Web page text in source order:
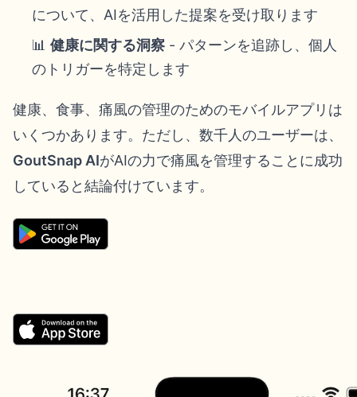
について、AIを活用した提案を受け取ります
📊 健康に関する洞察 - パターンを追跡し、個人
のトリガーを特定します
健康、食事、痛風の管理のためのモバイルアプリは
いくつかあります。ただし、数千人のユーザーは、
GoutSnap AIがAIの力で痛風を管理することに成功
していると結論付けています。